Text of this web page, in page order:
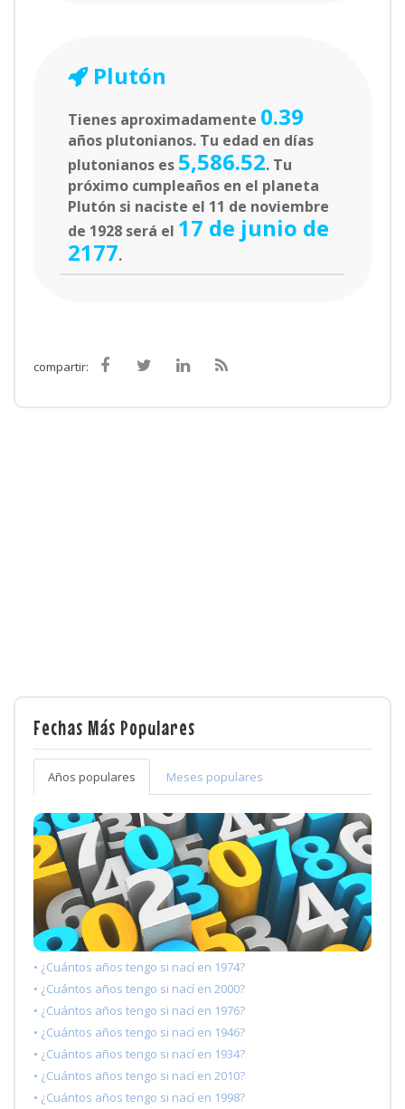
Plutón
Tienes aproximadamente 0.39
años plutonianos. Tu edad en días
plutonianos es 5,586.52. Tu
próximo cumpleaños en el planeta
Plutón si naciste el 11 de noviembre
de 1928 será el 17 de junio de
2177.
compartir:
Fechas Más Populares
Años populares Meses populares
• ¿Cuántos años tengo si nací en 1974?
• ¿Cuántos años tengo si nací en 2000?
• ¿Cuántos años tengo si nací en 1976?
• ¿Cuántos años tengo si nací en 1946?
• ¿Cuántos años tengo si nací en 1934?
• ¿Cuántos años tengo si nací en 2010?
• ¿Cuántos años tengo si nací en 1998?